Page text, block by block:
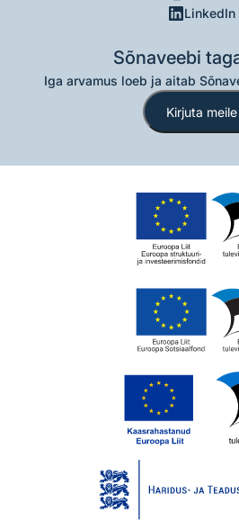
LinkedIn
Sõnaveebi
Iga arvamus loeb ja aitab
Kirjuta meile